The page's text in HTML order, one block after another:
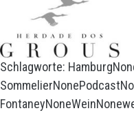
Schlagworte: Hamburg
SommelierNonePodcast
FontaneyNoneWeinNone